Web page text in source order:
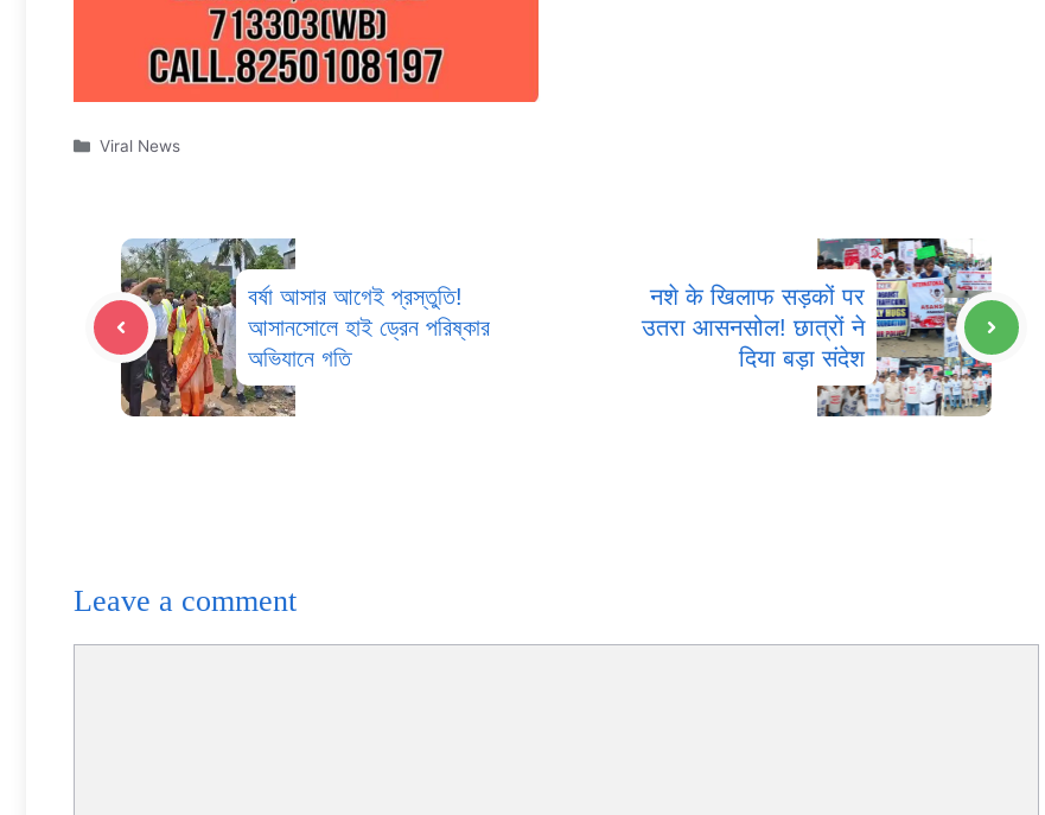
Categories
Viral News
বর্ষা আসার আগেই প্রস্তুতি!
আসানসোলে হাই ড্রেন পরিষ্কার
অভিযানে গতি
नशे के खिलाफ सड़कों पर
उतरा आसनसोल! छात्रों ने
दिया बड़ा संदेश
Leave a comment